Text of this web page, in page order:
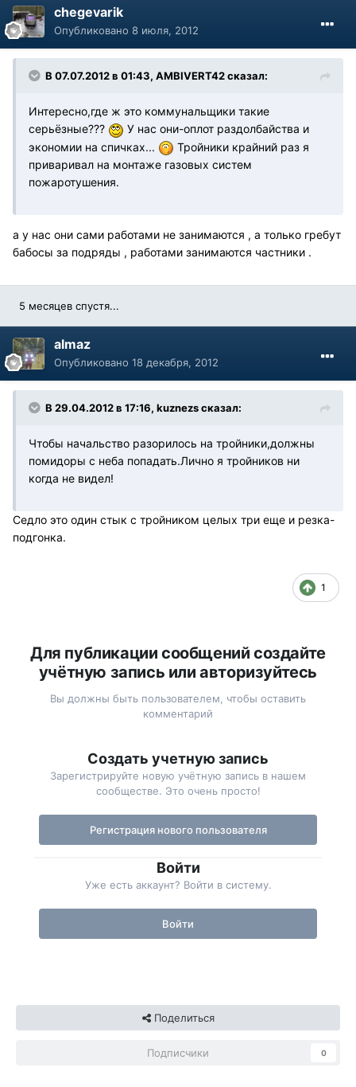
chegevarik
Опубликовано 8 июля, 2012
В 07.07.2012 в 01:43, AMBIVERT42 сказал:
Интересно,где ж это коммунальщики такие
серьёзные???
У нас они-оплот раздолбайства и
экономии на спичках...
Тройники крайний раз я
приваривал на монтаже газовых систем
пожаротушения.
а у нас они сами работами не занимаются , а только гребут
бабосы за подряды , работами занимаются частники .
5 месяцев спустя...
almaz
Опубликовано 18 декабря, 2012
В 29.04.2012 в 17:16, kuznezs сказал:
Чтобы начальство разорилось на тройники,должны
помидоры с неба попадать.Лично я тройников ни
когда не видел!
Седло это один стык с тройником целых три еще и резка-
подгонка.
1
Для публикации сообщений создайте
учётную запись или авторизуйтесь
Вы должны быть пользователем, чтобы оставить
комментарий
Создать учетную запись
Зарегистрируйте новую учётную запись в нашем
сообществе. Это очень просто!
Регистрация нового пользователя
Войти
Уже есть аккаунт? Войти в систему.
Войти
Поделиться
Подписчики 0